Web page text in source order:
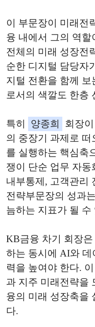
이 부문장이 미래전
융 내에서 그의 역
전체의 미래 성장전
순한 디지털 담당자
지털 전환을 함께 보
로서의 색깔도 한층
특히 양종희
회장
의 중장기 과제로 떠
를 실행하는 핵심축
쟁이 단순 업무 자
내부통제, 고객관리
전략부문장의 성과
늠하는 지표가 될 수
KB금융 차기 회장
하는 동시에 AI와 데
력을 높여야 한다.
과 지주 미래전략을
융의 미래 성장축을
다.